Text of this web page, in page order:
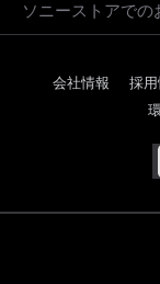
ソニーストアでの
会社情報 採